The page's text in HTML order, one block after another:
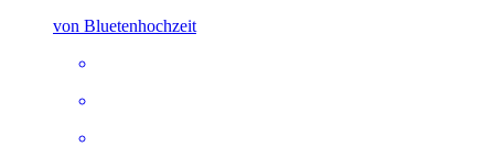
von Bluetenhochzeit